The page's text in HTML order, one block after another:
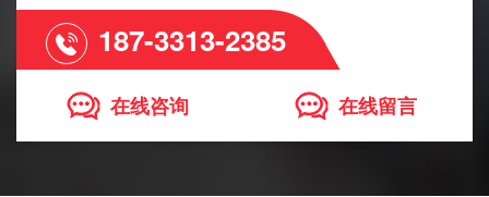
187-3313-2385
在线咨询 在线留言